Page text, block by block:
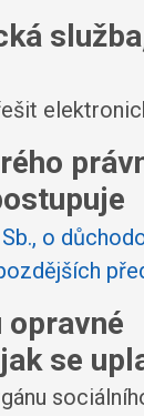
o
opravné
se